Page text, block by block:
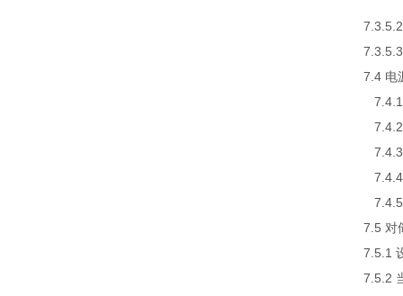
7.4 电
7.4.1
7.4.2
7.4.3
7.4.4
7.4.5
7.5 对
7.5.1
7.5.2